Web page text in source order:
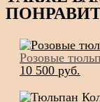
Розовые
10 500 pуб.